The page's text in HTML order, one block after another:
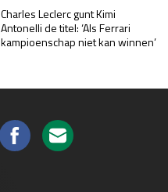
Charles Leclerc gunt Kimi
Antonelli de titel: ‘Als Ferrari
kampioenschap niet kan winnen’